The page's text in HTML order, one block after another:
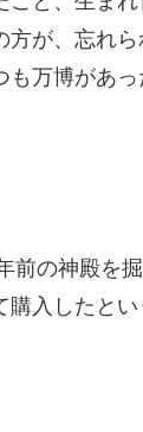
が、忘れ
万博があ
の神殿を掘
入したと